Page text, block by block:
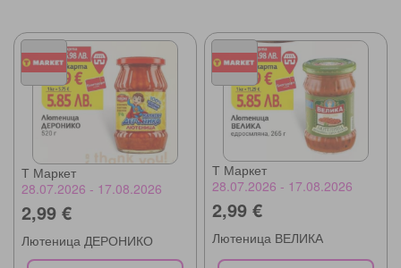
Т Маркет
28.07.2026 - 17.08.2026
2,99 €
Лютеница ДЕРОНИКО
Т Маркет
28.07.2026 - 17.08.2026
2,99 €
Лютеница ВЕЛИКА